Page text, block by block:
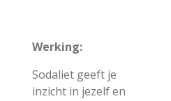
Werking:
Sodaliet geeft je
inzicht in jezelf en